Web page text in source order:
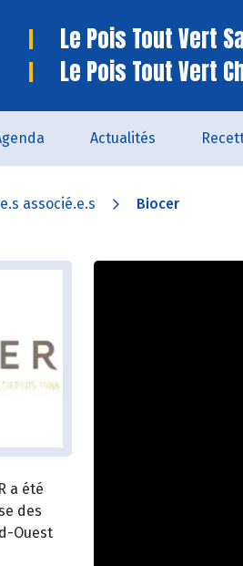
Le Pois Tout Vert
Le Pois Tout Vert
Actualités
associé.e.s Biocer
a été
des
Ouest